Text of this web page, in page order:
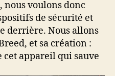
voulons donc
de sécurité et
derrière. Nous allons
et sa création :
cet appareil qui sauve